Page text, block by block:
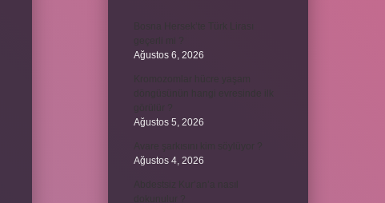
Ağustos 6, 2026
Ağustos 5, 2026
Ağustos 4, 2026